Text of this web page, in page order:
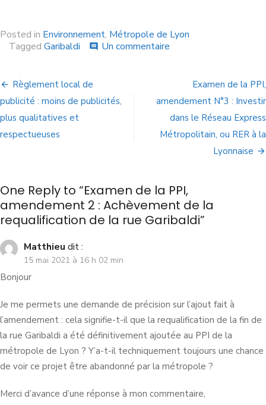
Posted in Environnement, Métropole de Lyon
Tagged Garibaldi comment Un commentaire
Règlement local de
publicité : moins de publicités,
plus qualitatives et
respectueuses
Examen de la PPI,
amendement N°3 : Investir
dans le Réseau Express
Métropolitain, ou RER à la
Lyonnaise
One Reply to “Examen de la PPI,
amendement 2 : Achèvement de la
requalification de la rue Garibaldi”
Matthieu dit :
15 mai 2021 à 16 h 02 min
Bonjour
Je me permets une demande de précision sur l’ajout fait à
l’amendement : cela signifie-t-il que la requalification de la fin de
la rue Garibaldi a été définitivement ajoutée au PPI de la
métropole de Lyon ? Y’a-t-il techniquement toujours une chance
de voir ce projet être abandonné par la métropole ?
Merci d’avance d’une réponse à mon commentaire,